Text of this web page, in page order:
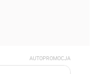
AUTOPROMOCJA